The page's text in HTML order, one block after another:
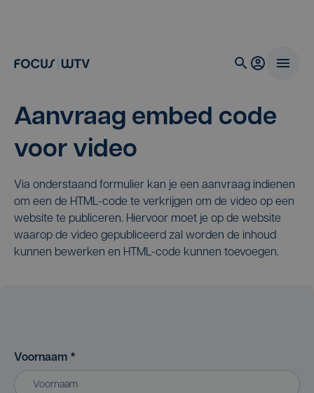
Aanvraag embed code
voor video
Via onderstaand formulier kan je een aanvraag indienen
om een de HTML-code te verkrijgen om de video op een
website te publiceren. Hiervoor moet je op de website
waarop de video gepubliceerd zal worden de inhoud
kunnen bewerken en HTML-code kunnen toevoegen.
Voornaam *